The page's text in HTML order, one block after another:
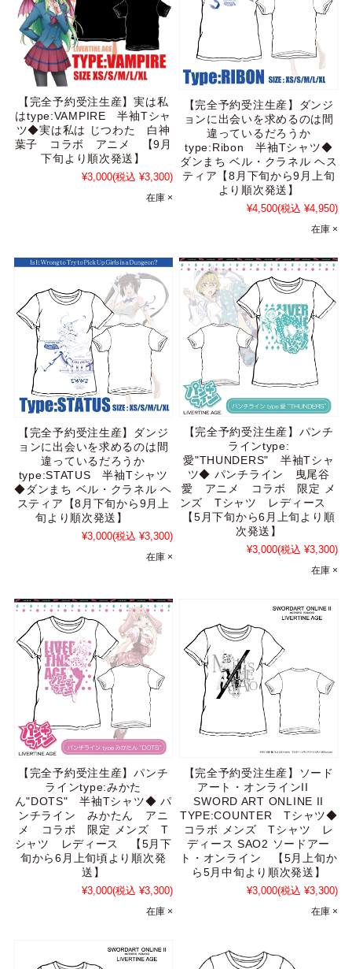
【完全予約受注生産】実は私
はtype:VAMPIRE 半袖Tシャ
ツ◆実は私は じつわた 白神
葉子 コラボ アニメ 【9月
下旬より順次発送】
¥3,000(税込 ¥3,300)
在庫 ×
【完全予約受注生産】ダンジ
ョンに出会いを求めるのは間
違っているだろうか
type:Ribon 半袖Tシャツ◆
ダンまち ベル・クラネル ヘス
ティア【8月下旬から9月上旬
より順次発送】
¥4,500(税込 ¥4,950)
在庫 ×
【完全予約受注生産】ダンジ
ョンに出会いを求めるのは間
違っているだろうか
type:STATUS 半袖Tシャツ
◆ダンまち ベル・クラネル ヘ
スティア【8月下旬から9月上
旬より順次発送】
¥3,000(税込 ¥3,300)
在庫 ×
【完全予約受注生産】パンチ
ラインtype:
愛"THUNDERS" 半袖Tシャ
ツ◆ パンチライン 曳尾谷
愛 アニメ コラボ 限定 メ
ンズ Tシャツ レディース
【5月下旬から6月上旬より順
次発送】
¥3,000(税込 ¥3,300)
在庫 ×
【完全予約受注生産】パンチ
ラインtype:みかた
ん"DOTS" 半袖Tシャツ◆ パ
ンチライン みかたん アニ
メ コラボ 限定 メンズ T
シャツ レディース 【5月下
旬から6月上旬頃より順次発
送】
¥3,000(税込 ¥3,300)
在庫 ×
【完全予約受注生産】ソード
アート・オンラインII
SWORD ART ONLINE II
TYPE:COUNTER Tシャツ◆
コラボ メンズ Tシャツ レ
ディース SAO2 ソードアー
ト・オンライン 【5月上旬か
ら5月中旬より順次発送】
¥3,000(税込 ¥3,300)
在庫 ×